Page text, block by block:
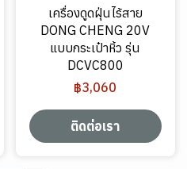
เครื่องดูดฝุ่นไร้สาย
DONG CHENG 20V
แบบกระเป๋าหิ้ว รุ่น
DCVC800
฿3,060
ติดต่อเรา